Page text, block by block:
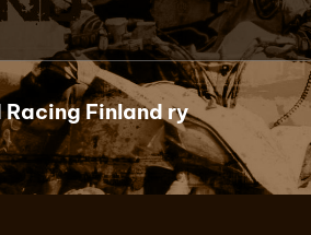
Racing Finland ry